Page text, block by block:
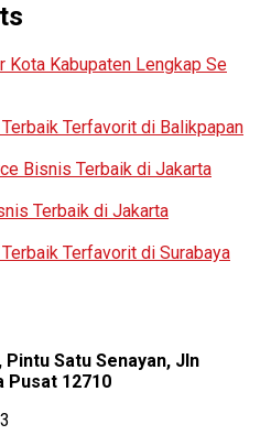
Kota Kabupaten Lengkap Se
Terfavorit di Balikpapan
Bisnis Terbaik di Jakarta
Terbaik di Jakarta
Terfavorit di Surabaya
Pintu Satu Senayan, Jln
Pusat 12710